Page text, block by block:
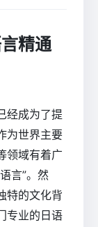
精通
经成为了提
为世界主要
领域有着广
言”。然
特的文化背
专业的日语